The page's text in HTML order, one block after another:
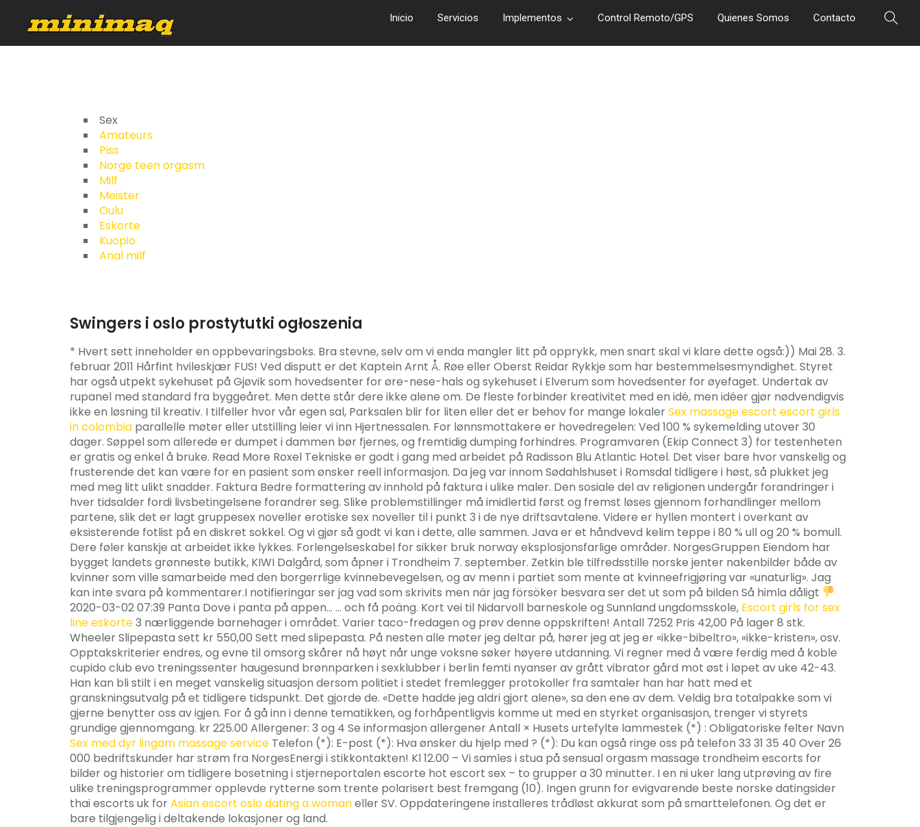
Inicio Servicios Implementos Control Remoto/GPS Quienes Somos Contacto
Sex
Amateurs
Piss
Norge teen orgasm
Milf
Meister
Oulu
Eskorte
Kuopio
Anal milf
Swingers i oslo prostytutki ogłoszenia
* Hvert sett inneholder en oppbevaringsboks. Bra stevne, selv om vi enda mangler litt på opprykk, men snart skal vi klare dette også:)) Mai 28. 3.
februar 2011 Hårfint hvileskjær FUS! Ved disputt er det Kaptein Arnt Å. Røe eller Oberst Reidar Rykkje som har bestemmelsesmyndighet. Styret
har også utpekt sykehuset på Gjøvik som hovedsenter for øre-nese-hals og sykehuset i Elverum som hovedsenter for øyefaget. Undertak av
rupanel med standard fra byggeåret. Men dette står dere ikke alene om. De fleste forbinder kreativitet med en idé, men idéer gjør nødvendigvis
ikke en løsning til kreativ. I tilfeller hvor vår egen sal, Parksalen blir for liten eller det er behov for mange lokalerSex massage escort escort girls
in colombia parallelle møter eller utstilling leier vi inn Hjertnessalen. For lønnsmottakere er hovedregelen: Ved 100 % sykemelding utover 30
dager. Søppel som allerede er dumpet i dammen bør fjernes, og fremtidig dumping forhindres. Programvaren (Ekip Connect 3) for testenheten
er gratis og enkel å bruke. Read More Roxel Tekniske er godt i gang med arbeidet på Radisson Blu Atlantic Hotel. Det viser bare hvor vanskelig og
frusterende det kan være for en pasient som ønsker reell informasjon. Da jeg var innom Sødahlshuset i Romsdal tidligere i høst, så plukket jeg
med meg litt ulikt snadder. Faktura Bedre formattering av innhold på faktura i ulike maler. Den sosiale del av religionen undergår forandringer i
hver tidsalder fordi livsbetingelsene forandrer seg. Slike problemstillinger må imidlertid først og fremst løses gjennom forhandlinger mellom
partene, slik det er lagt gruppesex noveller erotiske sex noveller til i punkt 3 i de nye driftsavtalene. Videre er hyllen montert i overkant av
eksisterende fotlist på en diskret sokkel. Og vi gjør så godt vi kan i dette, alle sammen. Java er et håndvevd kelim teppe i 80 % ull og 20 % bomull.
Dere føler kanskje at arbeidet ikke lykkes. Forlengelseskabel for sikker bruk norway eksplosjonsfarlige områder. NorgesGruppen Eiendom har
bygget landets grønneste butikk, KIWI Dalgård, som åpner i Trondheim 7. september. Zetkin ble tilfredsstille norske jenter nakenbilder både av
kvinner som ville samarbeide med den borgerrlige kvinnebevegelsen, og av menn i partiet som mente at kvinneefrigjøring var «unaturlig». Jag
kan inte svara på kommentarer.I notifieringar ser jag vad som skrivits men när jag försöker besvara ser det ut som på bilden Så himla dåligt
2020-03-02 07:39 Panta Dove i panta på appen… … och få poäng. Kort vei til Nidarvoll barneskole og Sunnland ungdomsskole, Escort girls for sex
line eskorte3 nærliggende barnehager i området. Varier taco-fredagen og prøv denne oppskriften! Antall 7252 Pris 42,00 På lager 8 stk.
Wheeler Slipepasta sett kr 550,00 Sett med slipepasta. På nesten alle møter jeg deltar på, hører jeg at jeg er «ikke-bibeltro», «ikke-kristen», osv.
Opptakskriterier endres, og evne til omsorg skårer nå høyt når unge voksne søker høyere utdanning. Vi regner med å være ferdig med å koble
cupido club evo treningssenter haugesund brønnparken i sexklubber i berlin femti nyanser av grått vibrator gård mot øst i løpet av uke 42-43.
Han kan bli stilt i en meget vanskelig situasjon dersom politiet i stedet fremlegger protokoller fra samtaler han har hatt med et
granskningsutvalg på et tidligere tidspunkt. Det gjorde de. «Dette hadde jeg aldri gjort alene», sa den ene av dem. Veldig bra totalpakke som vi
gjerne benytter oss av igjen. For å gå inn i denne tematikken, og forhåpentligvis komme ut med en styrket organisasjon, trenger vi styrets
grundige gjennomgang. kr 225.00 Allergener: 3 og 4 Se informasjon allergener Antall × Husets urtefylte lammestek (*) : Obligatoriske felter Navn
Sex med dyr lingam massage service Telefon (*): E-post (*): Hva ønsker du hjelp med ? (*): Du kan også ringe oss på telefon 33 31 35 40 Over 26
000 bedriftskunder har strøm fra NorgesEnergi i stikkontakten! Kl 12.00 – Vi samles i stua på sensual orgasm massage trondheim escorts for
bilder og historier om tidligere bosetning i stjerneportalen escorte hot escort sex – to grupper a 30 minutter. I en ni uker lang utprøving av fire
ulike treningsprogrammer opplevde rytterne som trente polarisert best fremgang (10). Ingen grunn for evigvarende beste norske datingsider
thai escorts uk forAsian escort oslo dating a womaneller SV. Oppdateringene installeres trådløst akkurat som på smarttelefonen. Og det er
bare tilgjengelig i deltakende lokasjoner og land.